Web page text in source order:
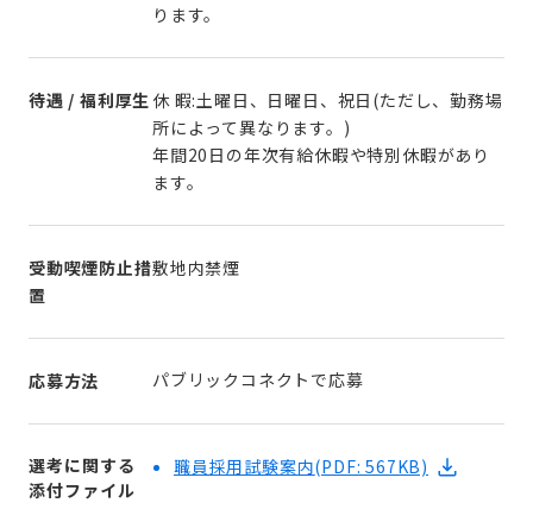
ります。
待遇 / 福利厚生 休 暇:土曜日、日曜日、祝日(ただし、勤務場
所によって異なります。)
年間20日の年次有給休暇や特別休暇があり
ます。
受動喫煙防止措
置
敷地内禁煙
応募方法 パブリックコネクトで応募
選考に関する
添付ファイル
職員採用試験案内(PDF: 567KB)